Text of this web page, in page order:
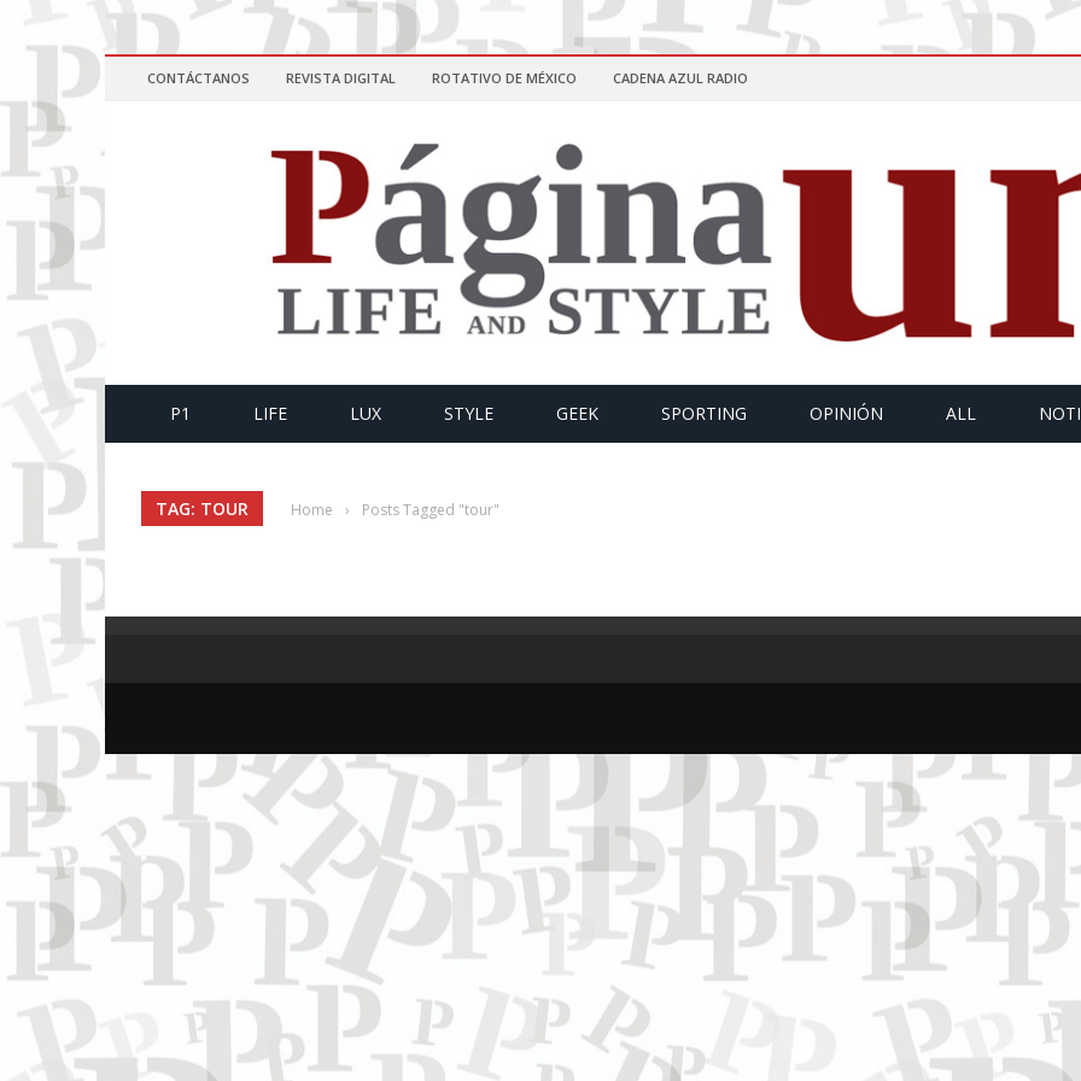
CONTÁCTANOS REVISTA DIGITAL ROTATIVO DE MÉXICO CADENA AZUL RADIO
P1 LIFE LUX STYLE GEEK SPORTING OPINIÓN ALL
TAG: TOUR Home › Posts Tagged "tour"